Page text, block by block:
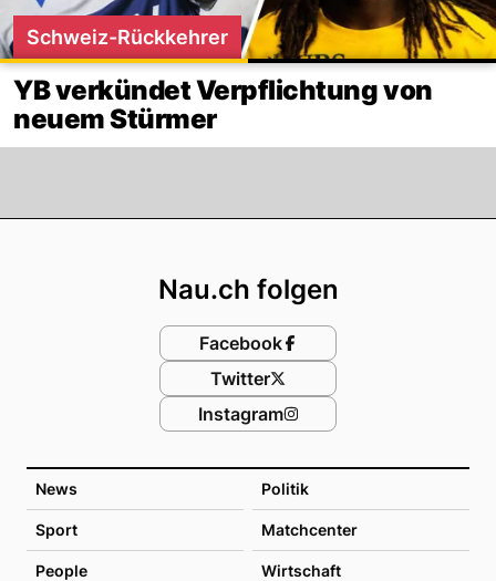
Schweiz-Rückkehrer
YB verkündet Verpflichtung von
neuem Stürmer
News Politik
Sport Matchcenter
People Wirtschaft
Nau.ch folgen
Facebook
Twitter
Instagram